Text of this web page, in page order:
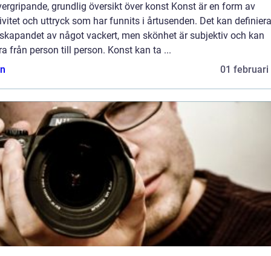
grundlig översikt över konst Konst är en form av
och uttryck som har funnits i årtusenden. Det kan
av något vackert, men skönhet är subjektiv och kan
från person till person. Konst kan ta ...
01 februari